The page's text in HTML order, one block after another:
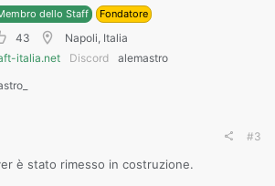
dello Staff Fondatore
43
Napoli, Italia
italia.net
Discord
alemastro
#3
è stato rimesso in costruzione.